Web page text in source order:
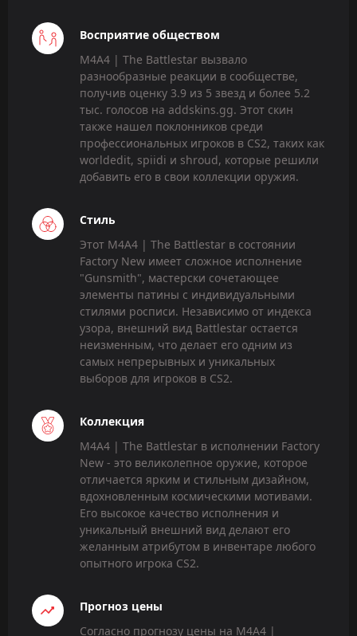
Восприятие обществом
M4A4 | The Battlestar вызвало
разнообразные реакции в сообществе,
получив оценку 3.9 из 5 звезд и более 5.2
тыс. голосов на addskins.gg. Этот скин
также нашел поклонников среди
профессиональных игроков в CS2, таких как
worldedit, spiidi и shroud, которые решили
добавить его в свои коллекции оружия.
Стиль
Этот M4A4 | The Battlestar в состоянии
Factory New имеет сложное исполнение
"Gunsmith", мастерски сочетающее
элементы патины с индивидуальными
стилями росписи. Независимо от индекса
узора, внешний вид Battlestar остается
неизменным, что делает его одним из
самых непрерывных и уникальных
выборов для игроков в CS2.
Коллекция
M4A4 | The Battlestar в исполнении Factory
New - это великолепное оружие, которое
отличается ярким и стильным дизайном,
вдохновленным космическими мотивами.
Его высокое качество исполнения и
уникальный внешний вид делают его
желанным атрибутом в инвентаре любого
опытного игрока CS2.
Прогноз цены
Согласно прогнозу цены на M4A4 |